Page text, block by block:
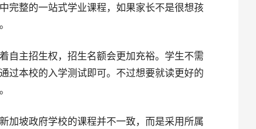
整的一站式学业课程，如果家长不是很想孩
主招生权，招生名额会更加充裕。学生不需
过本校的入学测试即可。不过想要就读更好的
坡政府学校的课程并不一致，而是采用所属